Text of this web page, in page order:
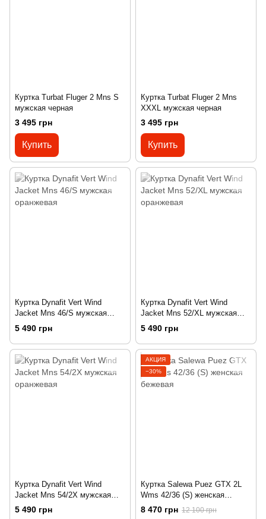
Куртка Turbat Fluger 2 Mns S
мужская черная
3 495 грн
Купить
Куртка Turbat Fluger 2 Mns
XXXL мужская черная
3 495 грн
Купить
Куртка Dynafit Vert Wind
Jacket Mns 46/S мужская
оранжевая
5 490 грн
Куртка Dynafit Vert Wind
Jacket Mns 52/XL мужская
оранжевая
5 490 грн
Куртка Dynafit Vert Wind
Jacket Mns 54/2X мужская
оранжевая
5 490 грн
АКЦИЯ
−30%
Куртка Salewa Puez GTX 2L
Wms 42/36 (S) женская
бежевая
8 470 грн 12 100 грн